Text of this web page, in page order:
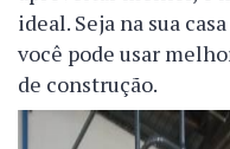
ideal. Seja na sua
você pode usar
de construção.